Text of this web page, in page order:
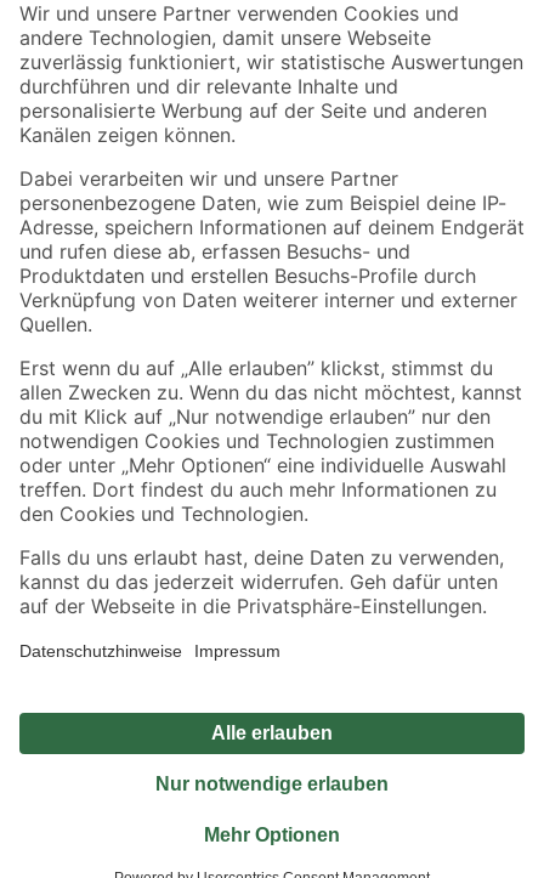
Der toom Newsletter: Keine Angebote und Aktionen mehr verpassen!
Zur Newsletter Anmeldung
Folge uns
Zahlungsarten Versandarten
Sicher einkaufen
Jetzt die toom-App herunterladen
Alle Preisangaben in EUR inkl. gesetzl. MwSt.. Die dargestellten Angebote sind unter
Umständen nicht in allen Märkten verfügbar. Die angegebenen Verfügbarkeiten beziehen
Produkte nur solange der Vorrat reicht.
*Paketversand ab 59 € versandkostenfrei, gilt nicht für Artikel mit Speditionsversand, hier
Privatsphäre Impressum
Nutzungsbedingungen
Widerrufsrecht
Vertrag widerrufen
© 2026 toom Baumarkt GmbH